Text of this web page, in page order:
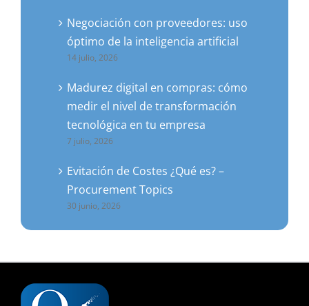
Negociación con proveedores: uso
óptimo de la inteligencia artificial
14 julio, 2026
Madurez digital en compras: cómo
medir el nivel de transformación
tecnológica en tu empresa
7 julio, 2026
Evitación de Costes ¿Qué es? –
Procurement Topics
30 junio, 2026